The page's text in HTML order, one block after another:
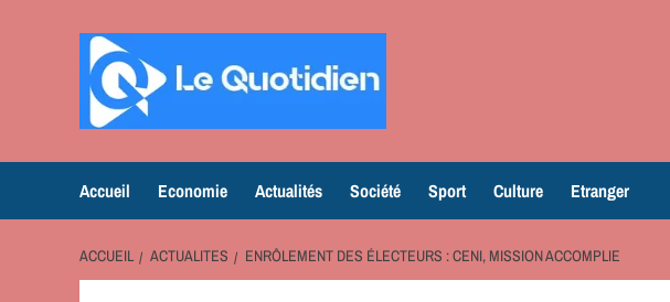
Accueil Economie Actualités Société Sport Culture Etranger
ACCUEIL ACTUALITES ENRÔLEMENT DES ÉLECTEURS : CENI, MISSION ACCOMPLIE